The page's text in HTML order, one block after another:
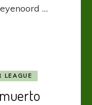
obra
…
LEAGUE